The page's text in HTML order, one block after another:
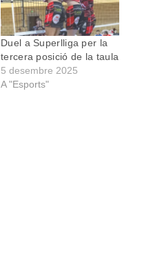
Duel a Superlliga per la
tercera posició de la taula
5 desembre 2025
A "Esports"